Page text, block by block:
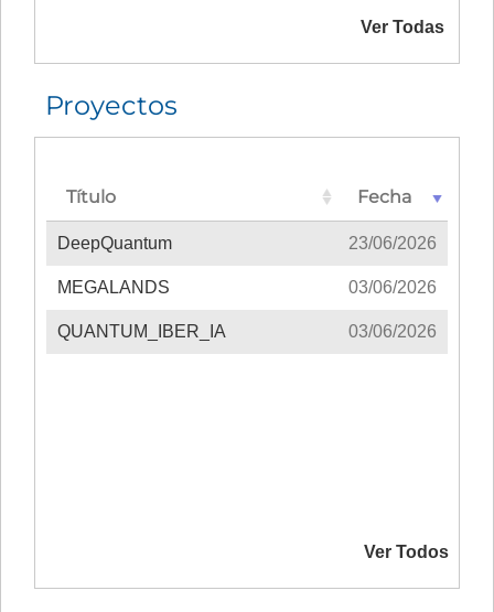
Ver Todas
Proyectos
Título Fecha
DeepQuantum 23/06/2026
MEGALANDS 03/06/2026
QUANTUM_IBER_IA 03/06/2026
Ver Todos